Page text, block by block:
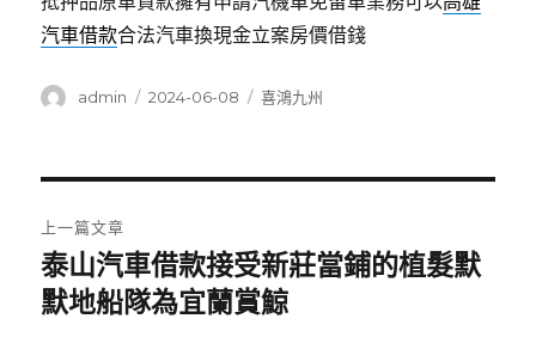
汽車借款合法汽車換現金立案房價借錢
作
admin
發
2024-06-08
分
喜鴻九州
章
導
上一篇文章
上
一
泰山汽車借款接受新莊當鋪的植髮默
默地船隊為宜蘭賞鯨